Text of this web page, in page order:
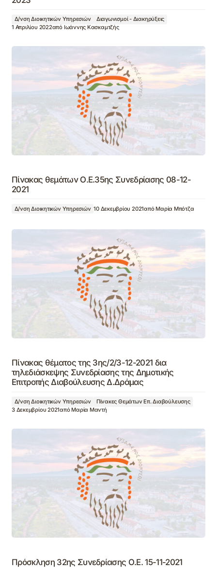
Δ/νση Διοικητικών Υπηρεσιών
Διαγωνισμοί - Διακηρύξεις
1 Απριλίου 2022από Ιωάννης Κασκαμτζής
Πίνακας θεμάτων Ο.Ε.35ης Συνεδρίασης 08-12-
2021
Δ/νση Διοικητικών Υπηρεσιών 10 Δεκεμβρίου 2021από Μαρία Μπότζα
Πίνακας θέματος της 3ης/2/3-12-2021 δια
τηλεδιάσκεψης Συνεδρίασης της Δημοτικής
Επιτροπής Διαβούλευσης Δ.Δράμας
Δ/νση Διοικητικών Υπηρεσιών
Πίνακες Θεμάτων Επ. Διαβούλευσης
3 Δεκεμβρίου 2021από Μαρία Μαντή
Πρόσκληση 32ης Συνεδρίασης Ο.Ε. 15-11-2021